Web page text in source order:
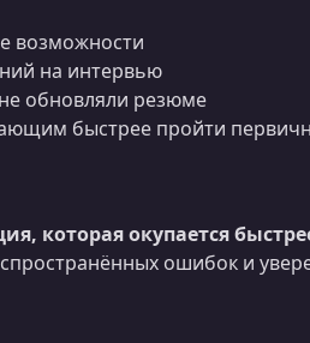
возможности
на интервью
обновляли резюме
быстрее пройти
которая окупается
ошибок и